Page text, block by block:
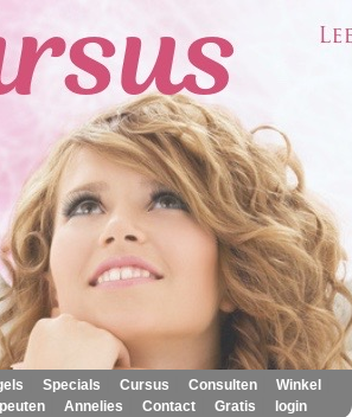
Specials Cursus Consulten Winkel
Annelies Contact Gratis login